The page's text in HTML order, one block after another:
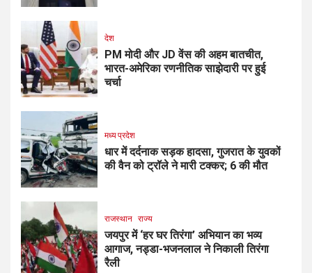
देश
PM मोदी और JD वेंस की अहम बातचीत,
भारत-अमेरिका रणनीतिक साझेदारी पर हुई
चर्चा
मध्य प्रदेश
धार में दर्दनाक सड़क हादसा, गुजरात के युवकों
की वैन को ट्रॉले ने मारी टक्कर; 6 की मौत
राजस्थान राज्य
जयपुर में ‘हर घर तिरंगा’ अभियान का भव्य
आगाज, नड्डा-भजनलाल ने निकाली तिरंगा
रैली